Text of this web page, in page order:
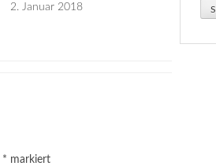
2. Januar 2018
* markiert